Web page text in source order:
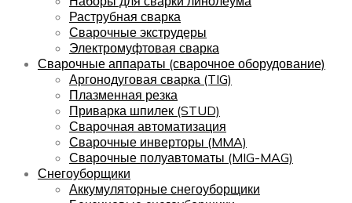
Раструбная сварка
Сварочные экструдеры
Электромуфтовая сварка
Сварочные аппараты (сварочное оборудование)
Аргонодуговая сварка (TIG)
Плазменная резка
Приварка шпилек (STUD)
Сварочная автоматизация
Сварочные инверторы (MMA)
Сварочные полуавтоматы (MIG-MAG)
Снегоуборщики
Аккумуляторные снегоуборщики